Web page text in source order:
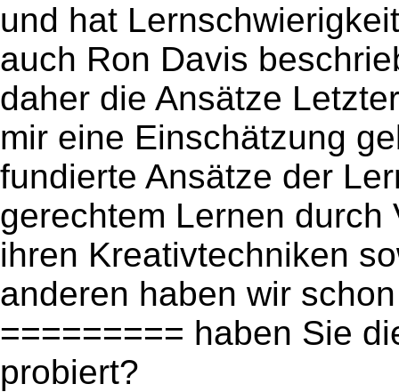
und hat
auch Ron Davis
daher die Ansätze
mir eine Einschätzung
fundierte Ansätze der
gerechtem Lernen
ihren Kreativtechniken
anderen haben wir
========= haben Sie
probiert?